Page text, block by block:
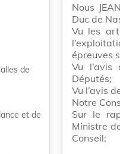
de
et de
Nous
Duc de
Vu les
épreuves
Vu
Députés;
Vu l’avis
Notre
Sur le
Ministre
Conseil;